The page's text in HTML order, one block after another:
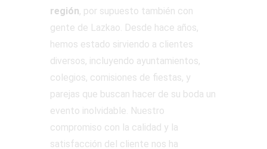
región, por supuesto también con
gente de Lazkao. Desde hace años,
hemos estado sirviendo a clientes
diversos, incluyendo ayuntamientos,
colegios, comisiones de fiestas, y
parejas que buscan hacer de su boda un
evento inolvidable. Nuestro
compromiso con la calidad y la
satisfacción del cliente nos ha